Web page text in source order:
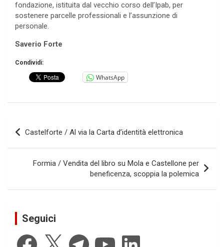
fondazione, istituita dal vecchio corso dell’Ipab, per
sostenere parcelle professionali e l’assunzione di
personale.
Saverio Forte
Condividi:
WhatsApp
Navigazione
articoli
Castelforte / Al via la Carta d’identità elettronica
Formia / Vendita del libro su Mola e Castellone per
beneficenza, scoppia la polemica
Seguici
Facebook Telegram YouTube LinkedIn